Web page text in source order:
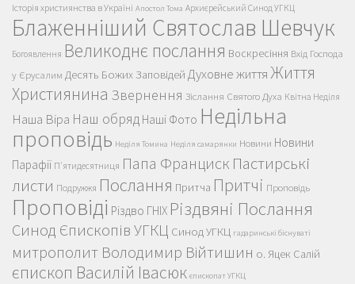
Історія християнства в Україні Апостол Тома Архиєрейський Синод УГКЦ
Блаженніший Святослав Шевчук
Богоявлення Великоднє послання Воскресіння Вхід Господа
у Єрусалим Десять Божих Заповідей Духовне життяЖиття
Християнина Звернення Зіслання Святого Духа Квітна Неділя
Наша Віра Наш обряд Наші Фото Недільна
проповідь Неділя Томина Неділя самарянки Новини Новини
Парафії П'ятидесятниця Папа Франциск Пастирські
листи Подружжя Послання Притча Притчі Проповідь
Проповіді Різдво ГНІХ Різдвяні Послання
Синод Єпископів УГКЦ Синод УГКЦ гадаринські біснуваті
митрополит Володимир Війтишин о. Яцек Салій
єпископ Василій Івасюк єпископат УГКЦ